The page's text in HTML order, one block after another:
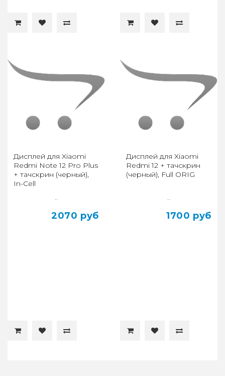
Дисплей для Xiaomi
Redmi Note 12 Pro Plus
+ тачскрин (черный),
In-Cell
..
2070 руб
Дисплей для Xiaomi
Redmi 12 + тачскрин
(черный), Full ORIG
..
1700 руб